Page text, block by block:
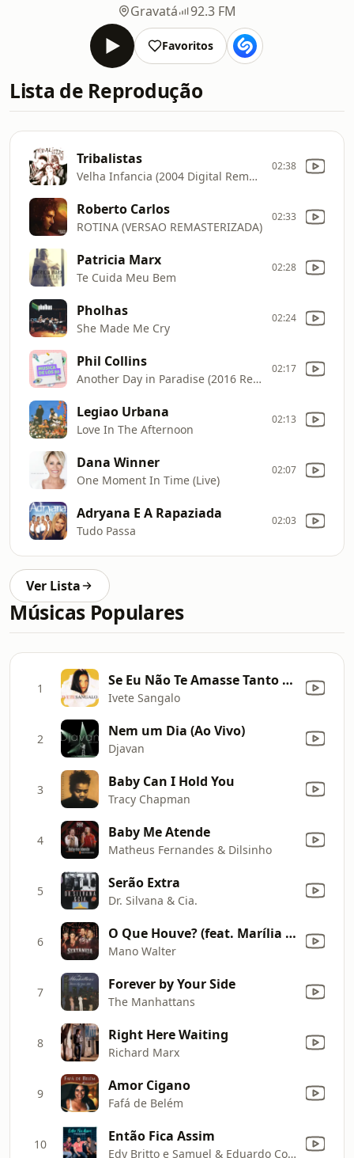
Gravatá
92.3 FM
Favoritos
Lista de Reprodução
Tribalistas
Velha Infancia (2004 Digital Remaster)
02:38
Roberto Carlos
ROTINA (VERSAO REMASTERIZADA)
02:33
Patricia Marx
Te Cuida Meu Bem
02:28
Pholhas
She Made Me Cry
02:24
Phil Collins
Another Day in Paradise (2016 Remaster)
02:17
Legiao Urbana
Love In The Afternoon
02:13
Dana Winner
One Moment In Time (Live)
02:07
Adryana E A Rapaziada
Tudo Passa
02:03
Ver Lista
Músicas Populares
1 Se Eu Não Te Amasse Tanto Assim
Ivete Sangalo
2 Nem um Dia (Ao Vivo)
Djavan
3 Baby Can I Hold You
Tracy Chapman
4 Baby Me Atende
Matheus Fernandes & Dilsinho
5 Serão Extra
Dr. Silvana & Cia.
6 O Que Houve? (feat. Marília Mendonça) [Ao Vivo]
Mano Walter
7 Forever by Your Side
The Manhattans
8 Right Here Waiting
Richard Marx
9 Amor Cigano
Fafá de Belém
10 Então Fica Assim
Edy Britto e Samuel & Eduardo Costa